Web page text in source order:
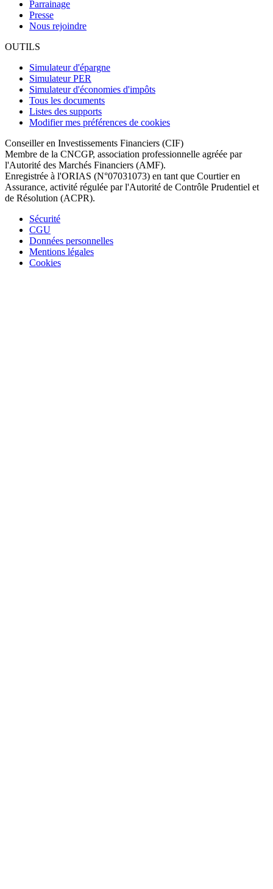
Parrainage
Presse
Nous rejoindre
OUTILS
Simulateur d'épargne
Simulateur PER
Simulateur d'économies d'impôts
Tous les documents
Listes des supports
Modifier mes préférences de cookies
Conseiller en Investissements Financiers (CIF)
Membre de la CNCGP, association professionnelle agréée par
l'Autorité des Marchés Financiers (AMF).
Enregistrée à l'ORIAS (N°07031073) en tant que Courtier en
Assurance, activité régulée par l'Autorité de Contrôle Prudentiel et
de Résolution (ACPR).
Sécurité
CGU
Données personnelles
Mentions légales
Cookies